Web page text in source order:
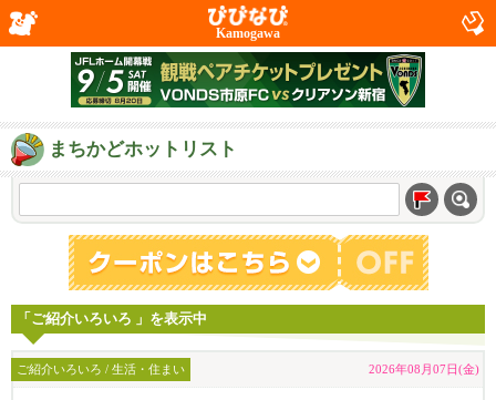
Kamogawa
まちかどホットリスト
「ご紹介いろいろ 」を表示中
ご紹介いろいろ / 生活・住まい 2026年08月07日(金)